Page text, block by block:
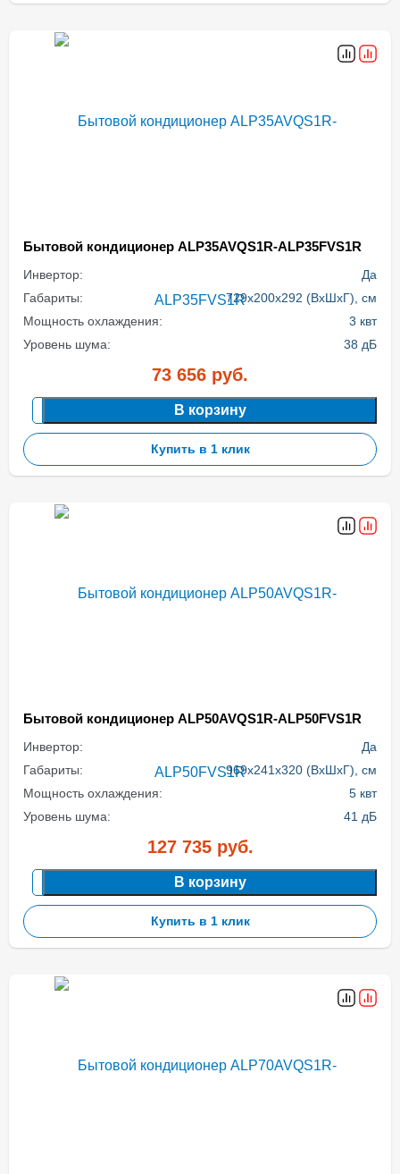
Бытовой кондиционер ALP35AVQS1R-ALP35FVS1R
Инвертор:
Да
Габариты:
729x200x292 (ВхШхГ), см
Мощность охлаждения:
3 квт
Уровень шума:
38 дБ
73 656 руб.
В корзину
Купить в 1 клик
Бытовой кондиционер ALP50AVQS1R-ALP50FVS1R
Инвертор:
Да
Габариты:
969x241x320 (ВхШхГ), см
Мощность охлаждения:
5 квт
Уровень шума:
41 дБ
127 735руб.
В корзину
Купить в 1 клик